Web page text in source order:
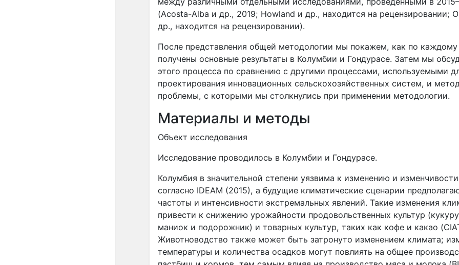
(Acosta-Alba и др., 2019; Howland и др., находится на рецензировании;
др., находится на рецензировании).
После представления общей методологии мы покажем, как по каждому
получены основные результаты в Колумбии и Гондурасе. Затем мы
этого процесса по сравнению с другими процессами, используемыми
проектирования инновационных сельскохозяйственных систем, и
проблемы, с которыми мы столкнулись при применении методологии.
Материалы и методы
Объект исследования
Исследование проводилось в Колумбии и Гондурасе.
Колумбия в значительной степени уязвима к изменению и
согласно IDEAM (2015), а будущие климатические сценарии
частоты и интенсивности экстремальных явлений. Такие изменения
привести к снижению урожайности продовольственных культур
маниок и подорожник) и товарных культур, таких как кофе и какао
Животноводство также может быть затронуто изменением климата;
температуры и количества осадков могут повлиять на общее